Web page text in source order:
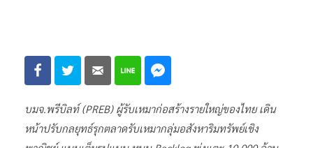
บมจ.พรีบิลท์ (PREB) ผู้รับเหมาก่อสร้างรายใหญ่ของไทย เดิน
หน้าปรับกลยุทธ์รุกตลาดรับเหมากลุ่มอสังหาริมทรัพย์เชิง